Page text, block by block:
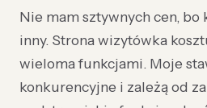
Nie mam sztywnych cen,
inny. Strona wizytówka
wieloma funkcjami. Moje
konkurencyjne i zależą od